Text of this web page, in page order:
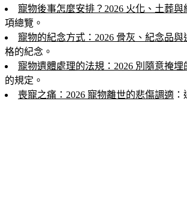
寵物後事怎麼安排？2026 火化、土葬與
項總覽。
寵物的紀念方式：2026 骨灰、紀念品與
格的紀念。
寵物遺體處理的法規：2026 別隨意掩埋
的規定。
喪寵之痛：2026 寵物離世的悲傷調適